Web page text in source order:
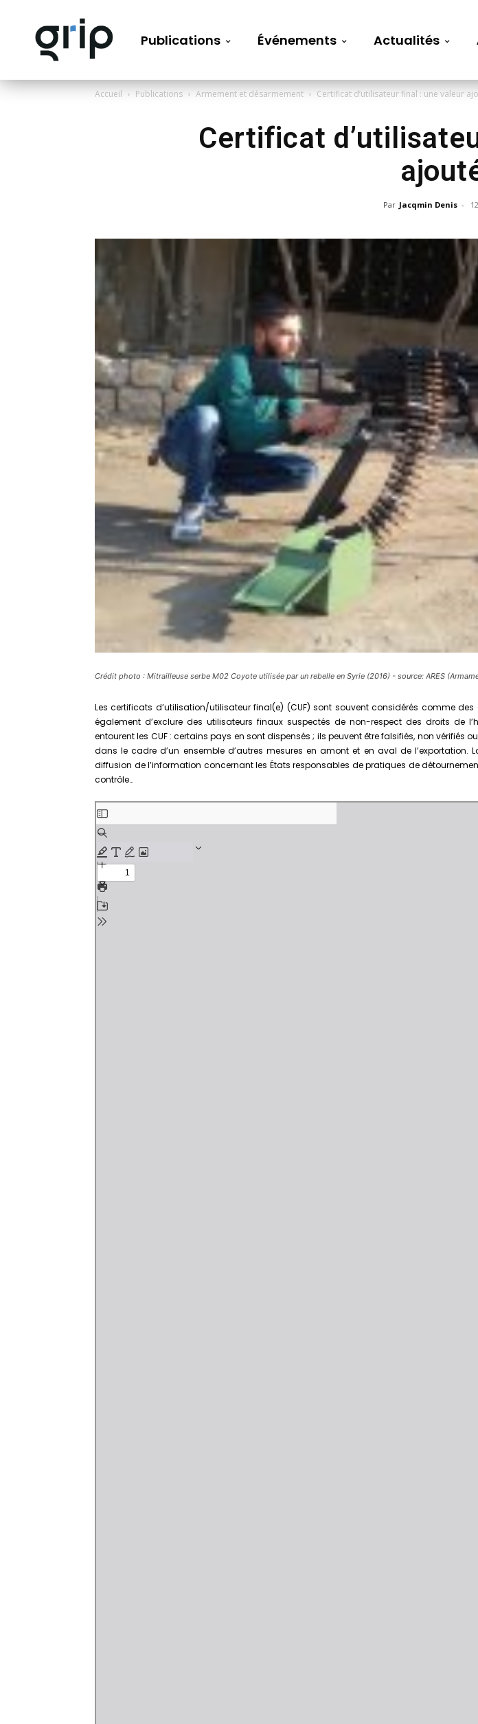
Publications Événements Actualités
Accueil Publications Armement et désarmement Certificat d’utilisateur final : une valeur
Certificat
Par Jacqmin Denis -
Crédit photo : Mitrailleuse serbe M02 Coyote utilisée par un rebelle en Syrie (2016) - source: ARES
Les certificats d’utilisation/utilisateur final(e) (CUF) sont souvent considérés comme
également d’exclure des utilisateurs finaux suspectés de non-respect des droits de
entourent les CUF : certains pays en sont dispensés ; ils peuvent être falsifiés, non
dans le cadre d’un ensemble d’autres mesures en amont et en aval de
diffusion de l’information concernant les États responsables de pratiques de
contrôle…
Aller
au
contenu
PDF